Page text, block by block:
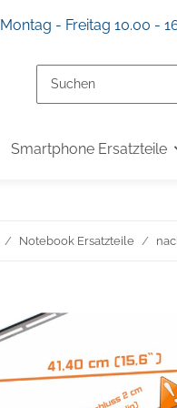
Montag - Freitag 10.00 -
Smartphone Ersatzteile
Notebook Ersatzteile